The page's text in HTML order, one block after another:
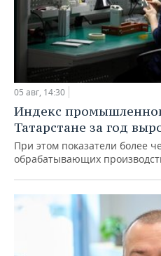
05 авг, 14:30
Индекс
Татарстане за год
При этом показатели более
обрабатывающих